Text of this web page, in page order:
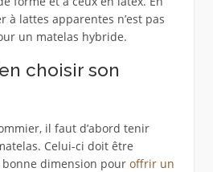
à lattes apparentes n’est pas
un matelas hybride.
choisir son
il faut d’abord tenir
Celui-ci doit être
dimension pour offrir un